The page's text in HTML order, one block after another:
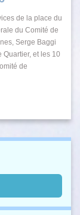
de la place du
du Comité de
Serge Baggi
et les 10
de